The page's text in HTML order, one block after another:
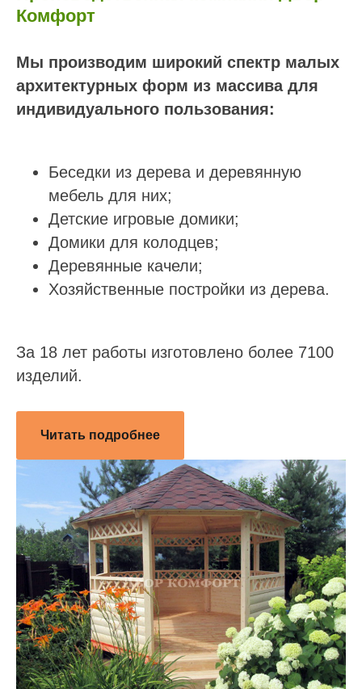
Комфорт
Мы производим широкий спектр малых
архитектурных форм из массива для
индивидуального пользования:
Беседки из дерева и деревянную
мебель для них;
Детские игровые домики;
Домики для колодцев;
Деревянные качели;
Хозяйственные постройки из дерева.
За 18 лет работы изготовлено более 7100
изделий.
Читать подробнее